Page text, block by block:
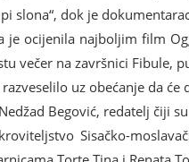
slona“, dok je
je ocijenila najboljim film
večer na završnici Fibule,
uz obećanje da
Begović, redatelj čiji
Sisačko-